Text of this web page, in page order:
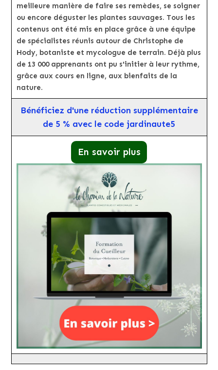
meilleure manière de faire ses remèdes, se soigner
ou encore déguster les plantes sauvages. Tous les
contenus ont été mis en place grâce à une équipe
de spécialistes réunis autour de Christophe de
Hody, botaniste et mycologue de terrain. Déjà plus
de 13 000 apprenants ont pu s'initier à leur rythme,
grâce aux cours en ligne, aux bienfaits de la
nature.
Bénéficiez d'une réduction supplémentaire
de 5 % avec le code jardinaute5
En savoir plus